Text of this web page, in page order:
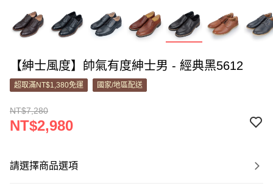
【紳士風度】帥氣有度紳士男 - 經典黑5612
超取滿NT$1,380免運 國家/地區配送
NT$7,280
NT$2,980
請選擇商品選項